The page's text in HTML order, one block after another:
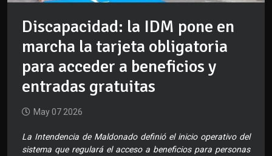
Discapacidad: la IDM pone en
marcha la tarjeta obligatoria
para acceder a beneficios y
entradas gratuitas
May 07 2026
La Intendencia de Maldonado definió el inicio operativo del
sistema que regulará el acceso a beneficios para personas